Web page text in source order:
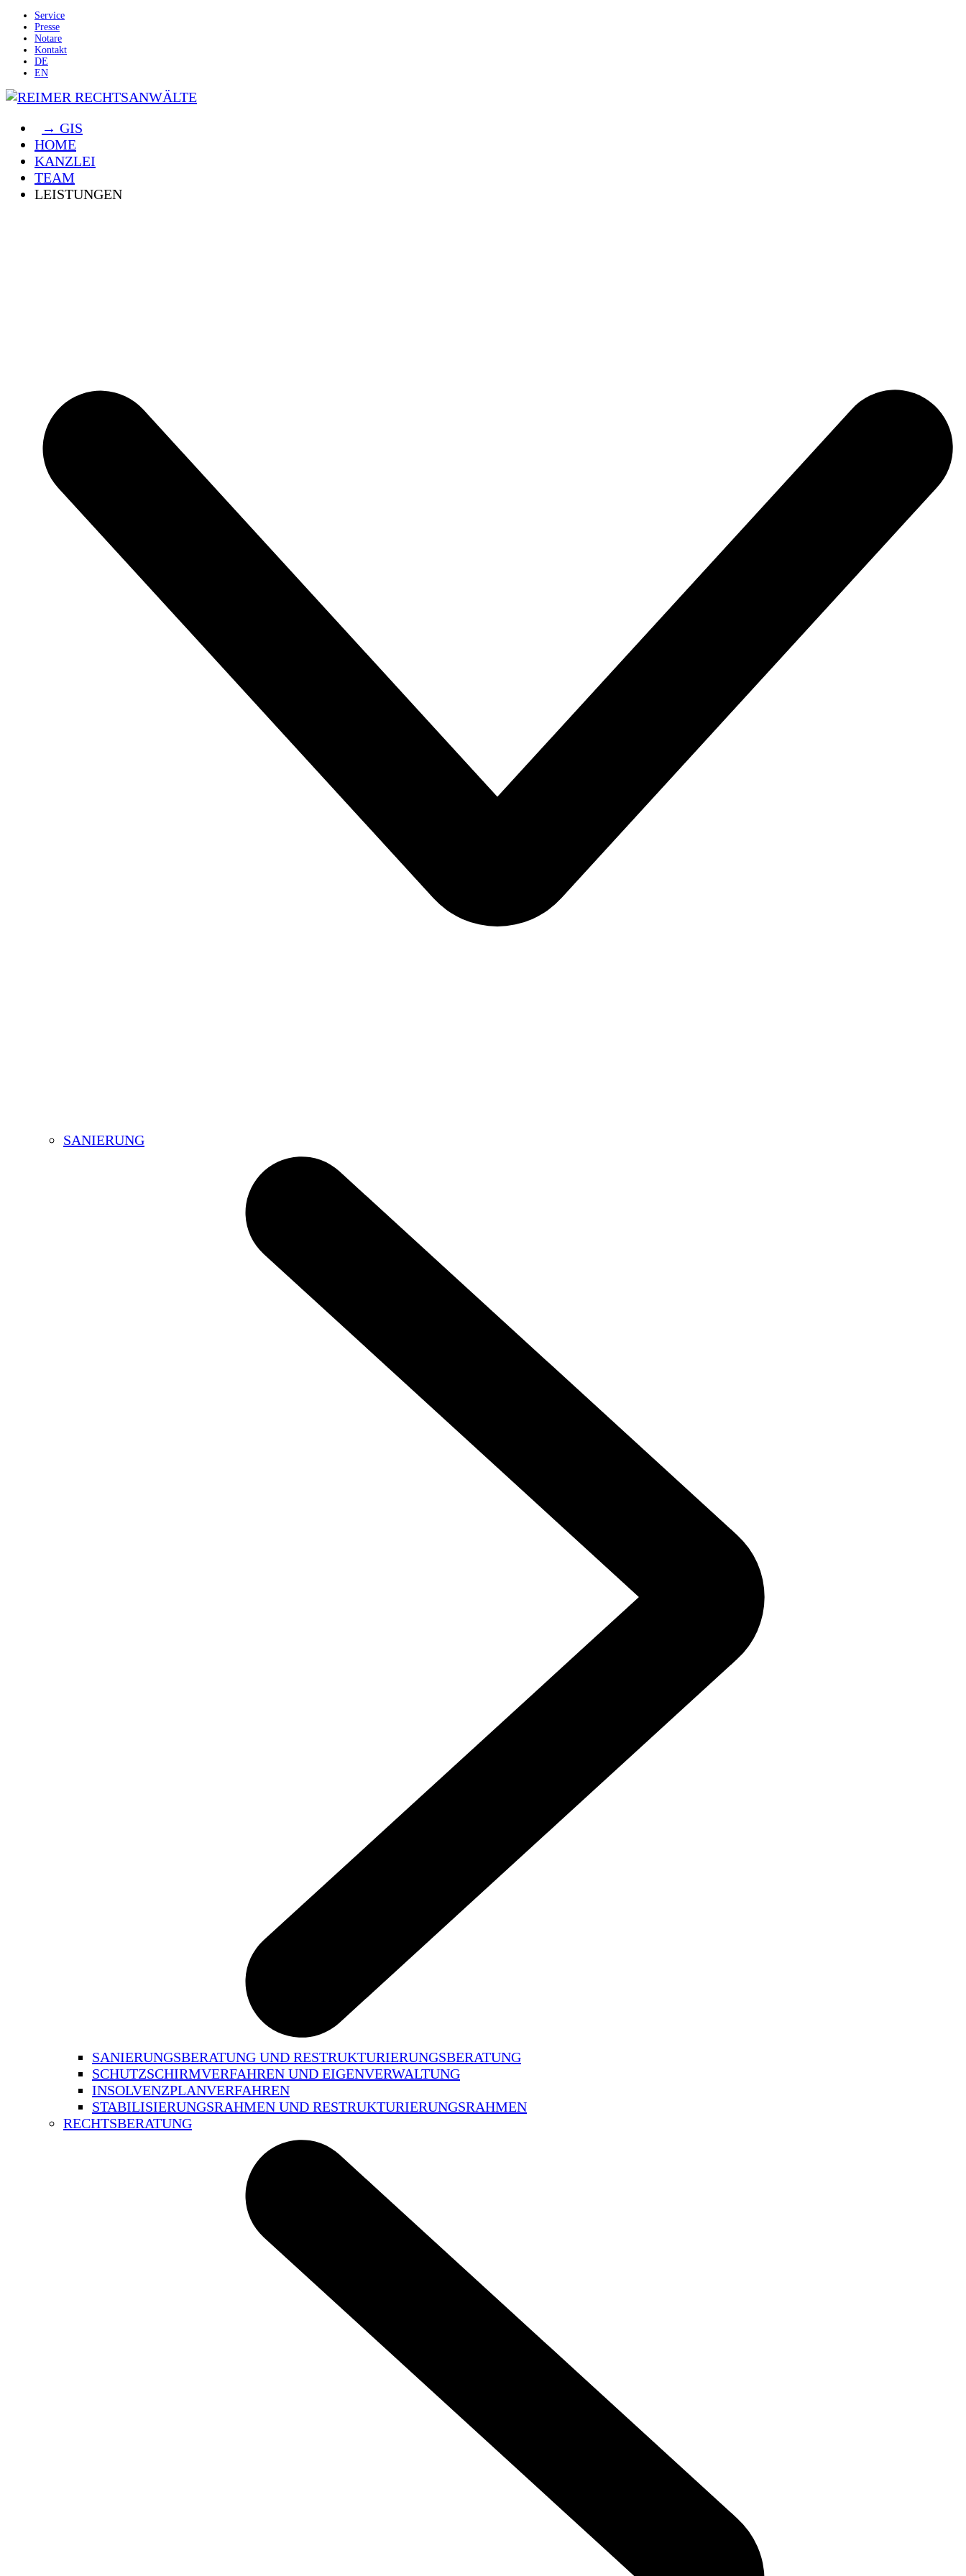
Service
Presse
Notare
Kontakt
DE
EN
→ GIS
HOME
KANZLEI
TEAM
LEISTUNGEN
SANIERUNG
SANIERUNGSBERATUNG UND RESTRUKTURIERUNGSBERATUNG
SCHUTZSCHIRMVERFAHREN UND EIGENVERWALTUNG
INSOLVENZPLANVERFAHREN
STABILISIERUNGSRAHMEN UND RESTRUKTURIERUNGSRAHMEN
RECHTSBERATUNG